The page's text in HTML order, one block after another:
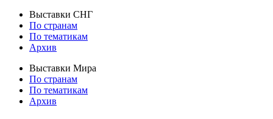
Выставки СНГ
По странам
По тематикам
Архив
Выставки Мира
По странам
По тематикам
Архив